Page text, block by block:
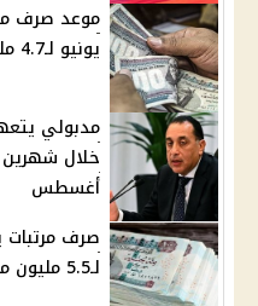
يونيو لـ4.7 مليون أسرة دون زيادة جديدة
مدبولي
خلال شهرين
أغسطس
لـ5.5 مليون موظف بالدولة